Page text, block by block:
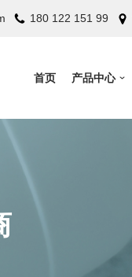
180 122 151 99
首页 产品中心